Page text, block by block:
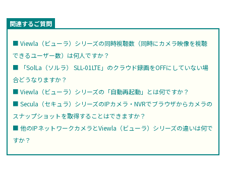
Viewla（ビューラ）シリーズの同時視聴数（同時にカメラ映像を視聴
できるユーザー数）は何人ですか？
「SolLa（ソルラ） SLL-01LTE」のクラウド録画をOFFにしていない場
合どうなりますか？
Viewla（ビューラ）シリーズの「自動再起動」とは何ですか？
Secula（セキュラ）シリーズのIPカメラ・NVRでブラウザからカメラの
スナップショットを取得することはできますか？
他のIPネットワークカメラとViewla（ビューラ）シリーズの違いは何で
すか？